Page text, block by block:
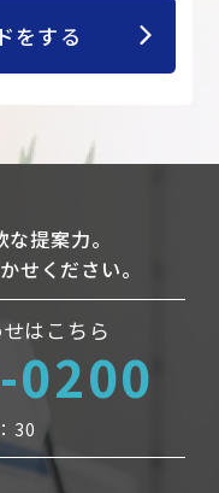
をする
提案力。
せください。
はこちら
0200
30